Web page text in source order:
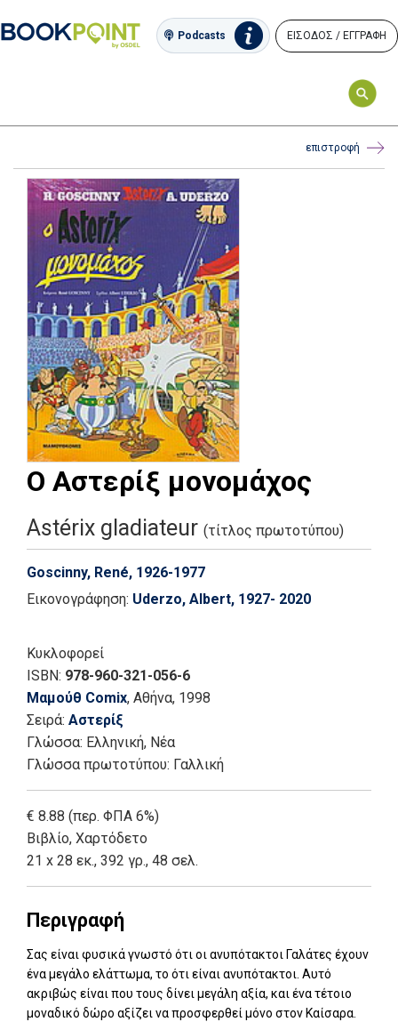
Podcasts ΕΙΣΟΔΟΣ / ΕΓΓΡΑΦΗ
επιστροφή
Ο Αστερίξ μονομάχος
Astérix gladiateur (τίτλος πρωτοτύπου)
Goscinny, René, 1926-1977
Εικονογράφηση: Uderzo, Albert, 1927- 2020
Κυκλοφορεί
ISBN: 978-960-321-056-6
Μαμούθ Comix, Αθήνα, 1998
Σειρά: Αστερίξ
Γλώσσα: Ελληνική, Νέα
Γλώσσα πρωτοτύπου: Γαλλική
€ 8.88 (περ. ΦΠΑ 6%)
Βιβλίο, Χαρτόδετο
21 x 28 εκ., 392 γρ., 48 σελ.
Περιγραφή
Σας είναι φυσικά γνωστό ότι οι ανυπότακτοι Γαλάτες έχουν
ένα μεγάλο ελάττωμα, το ότι είναι ανυπότακτοι. Αυτό
ακριβώς είναι που τους δίνει μεγάλη αξία, και ένα τέτοιο
μοναδικό δώρο αξίζει να προσφερθεί μόνο στον Καίσαρα.